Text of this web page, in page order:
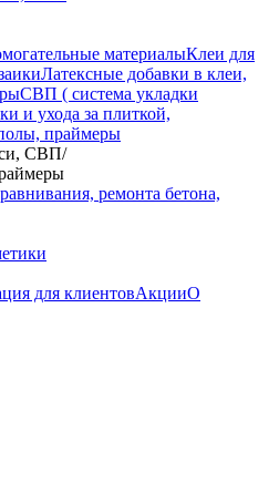
материалыКлеи для
Латексные добавки в клеи,
СВП ( система укладки
и ухода за плиткой,
праймеры
СВП/
ремонта бетона,
для клиентовАкцииО